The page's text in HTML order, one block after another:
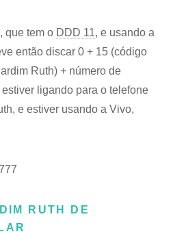
que tem o DDD 11, e usando a
então discar 0 + 15 (código
Ruth) + número de
ligando para o telefone
e estiver usando a Vivo,
RUTH DE